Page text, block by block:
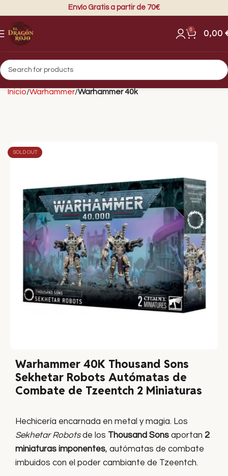
Envío Gratis a partir de 70€
0 0,00
Inicio Warhammer Warhammer 40k
SOLD OUT
Warhammer 40K Thousand Sons
Sekhetar Robots Autómatas de
Combate de Tzeentch 2 Miniaturas
Hechicería encarnada en metal y magia. Los
Sekhetar Robotsde los Thousand Sons aportan 2
miniaturas imponentes, autómatas de combate
imbuidos con el poder cambiante de Tzeentch.